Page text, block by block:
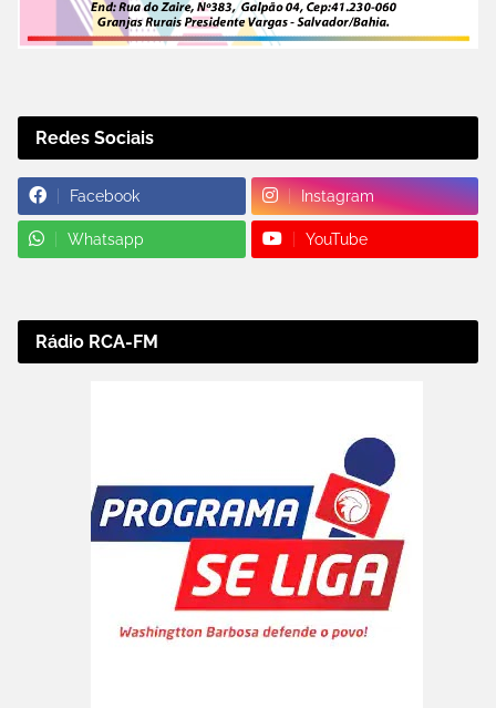
Redes Sociais
Facebook Instagram
Whatsapp YouTube
Rádio RCA-FM